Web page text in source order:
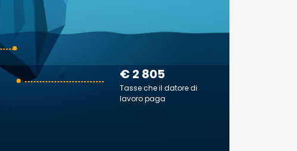
€ 2 805
Tasse che il datore di
lavoro paga